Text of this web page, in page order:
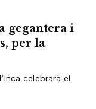
gegantera i
per la
celebrarà el